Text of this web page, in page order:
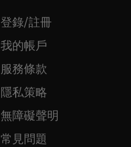
登錄/註冊
我的帳戶
服務條款
隱私策略
無障礙聲明
常見問題